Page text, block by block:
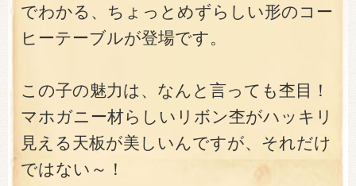
でわかる、ちょっとめずらしい形のコー
ヒーテーブルが登場です。
この子の魅力は、なんと言っても杢目！
マホガニー材らしいリボン杢がハッキリ
見える天板が美しいんですが、それだけ
ではない～！